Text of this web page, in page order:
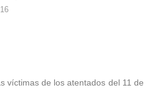
víctimas de los atentados del 11 de